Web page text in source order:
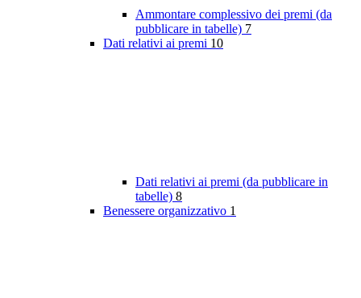
Ammontare complessivo dei premi (da
pubblicare in tabelle) 7
Dati relativi ai premi 10
Dati relativi ai premi (da pubblicare in
tabelle) 8
Benessere organizzativo 1